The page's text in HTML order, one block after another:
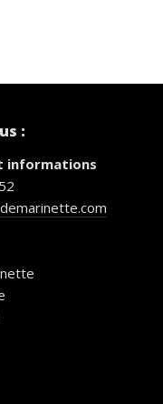
:
informations